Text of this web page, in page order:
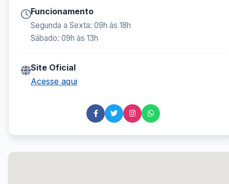
Funcionamento
Segunda a Sexta: 09h às 18h
Sábado: 09h às 13h
Site Oficial
Acesse aqui